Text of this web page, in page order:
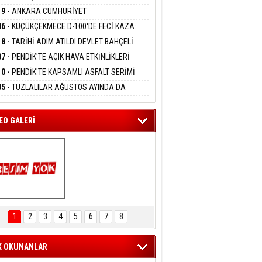
Kaynas
TUTUTKLANDI
HİZMET VERİLDİ
- ANKARA CUMHURİYET
ÖZGÜR ÖZEL VE VELİ
HAKKINDA FEZLEKE
- KÜÇÜKÇEKMECE D-100'DE FECİ KAZA:
İETT OTOBÜSÜNE ÇARPTI 3 KİŞİ
KAYBETTİ
- TARİHİ ADIM ATILDI:DEVLET BAHÇELİ
TÜRKİYE' ÇERÇEVE YASA TEKLİFİNİ
- PENDİK'TE AÇIK HAVA ETKİNLİKLERİ
SİNEMASIYLA BAŞLADI
- PENDİK'TE KAPSAMLI ASFALT SERİMİ
- TUZLALILAR AĞUSTOS AYINDA DA
DOYACAK
GALERİ
ENGELSİZ
FESTİVALİ
KONSERİ
MEST
1 2 3 4 5 6 7 8
OKUNANLAR